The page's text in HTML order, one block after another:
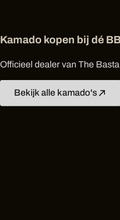
Kamado kopen bij dé
Officieel dealer van The
Bekijk alle kamado's